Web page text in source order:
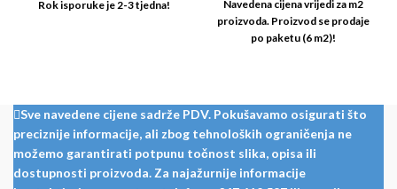
Rok isporuke je 2-3 tjedna!
Navedena cijena vrijedi za m2
proizvoda. Proizvod se prodaje
po paketu (6 m2)!
Sve navedene cijene sadrže PDV. Pokušavamo osigurati što
preciznije informacije, ali zbog tehnoloških ograničenja ne
možemo garantirati potpunu točnost slika, opisa ili
dostupnosti proizvoda. Za najažurnije informacije